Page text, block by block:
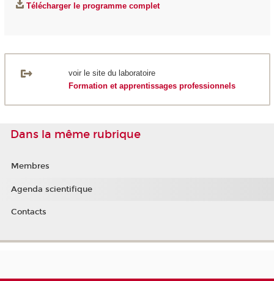
Télécharger le programme complet
voir le site du laboratoire
Formation et apprentissages professionnels
Dans la même rubrique
Membres
Agenda scientifique
Contacts